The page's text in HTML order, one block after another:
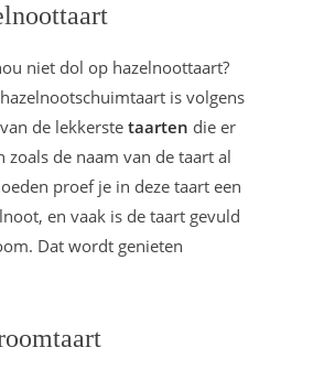
niet dol op hazelnoottaart?
is volgens
de lekkerste taarten die er
zoals de naam van de taart al
proef je in deze taart een
en vaak is de taart gevuld
Dat wordt genieten